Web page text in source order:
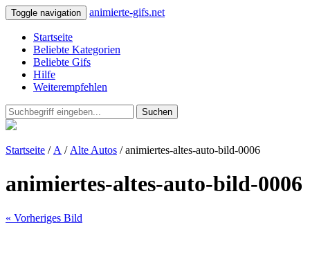
Toggle navigation animierte-gifs.net
Startseite
Beliebte Kategorien
Beliebte Gifs
Hilfe
Weiterempfehlen
Suchen
Startseite / A / Alte Autos / animiertes-altes-auto-bild-0006
animiertes-altes-auto-bild-0006
« Vorheriges Bild